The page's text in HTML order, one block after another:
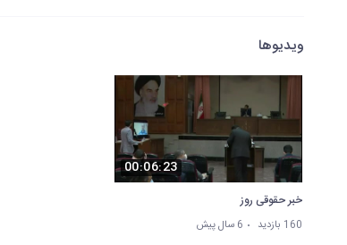
ویدیوها
00:06:23
خبر حقوقی روز
160 بازدید 6 سال پیش